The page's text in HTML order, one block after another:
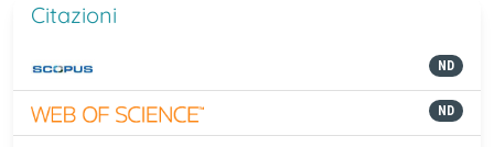
Citazioni
ND
ND